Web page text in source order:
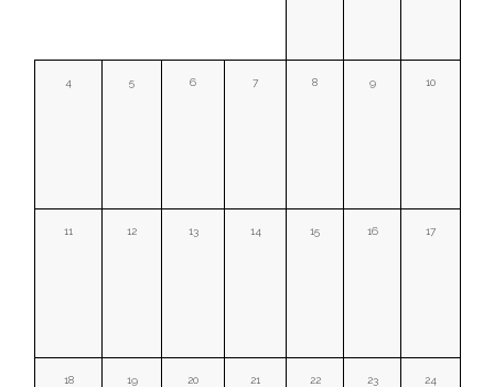
4 5 6 7 8 9 10
11 12 13 14 15 16 17
18 19 20 21 22 23 24